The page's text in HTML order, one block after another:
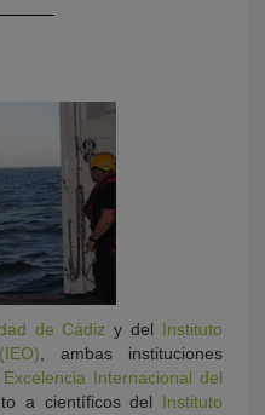
de Cádiz y del Instituto
, ambas instituciones
Internacional del
a científicos del Instituto